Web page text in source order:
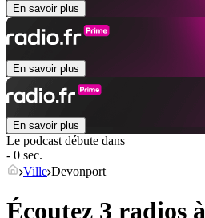
En savoir plus
En savoir plus
En savoir plus
Le podcast débute dans
- 0 sec.
Ville Devonport
Écoutez 3 radios à